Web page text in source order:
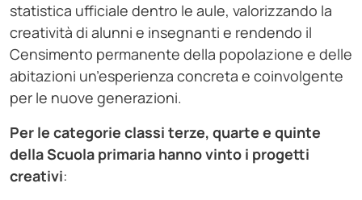
statistica ufficiale dentro le aule, valorizzando la
creatività di alunni e insegnanti e rendendo il
Censimento permanente della popolazione e delle
abitazioni un’esperienza concreta e coinvolgente
per le nuove generazioni.
Per le categorie classi terze, quarte e quinte
della Scuola primaria hanno vinto i progetti
creativi: